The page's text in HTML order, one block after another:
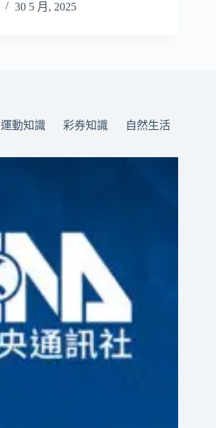
30 5 月, 2025
運動知識 彩券知識 自然生活